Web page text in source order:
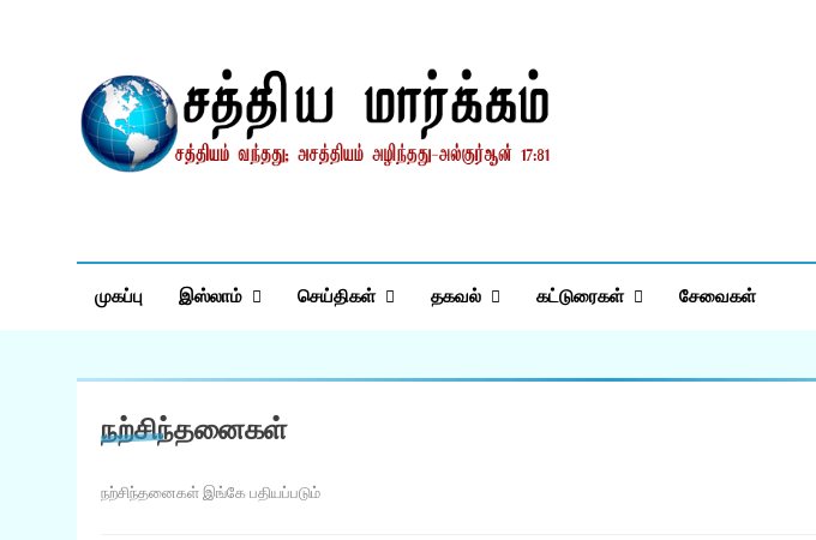
முகப்பு இஸ்லாம் செய்திகள் தகவல் கட்டுரைகள் சேவைகள்
நற்சிந்தனைகள்
நற்சிந்தனைகள் இங்கே பதியப்படும்